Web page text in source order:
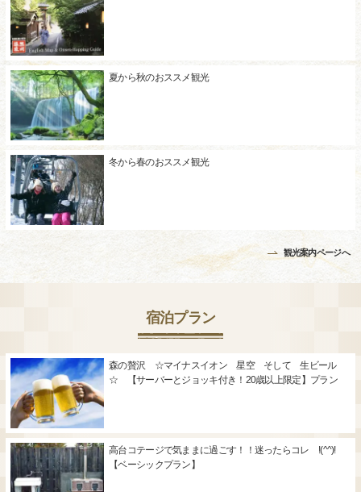
夏から秋のおススメ観光
冬から春のおススメ観光
観光案内ページへ
宿泊プラン
森の贅沢 ☆マイナスイオン 星空 そして 生ビール
☆ 【サーバーとジョッキ付き！20歳以上限定】プラン
高台コテージで気ままに過ごす！！迷ったらコレ !(^^)!
【ベーシックプラン】